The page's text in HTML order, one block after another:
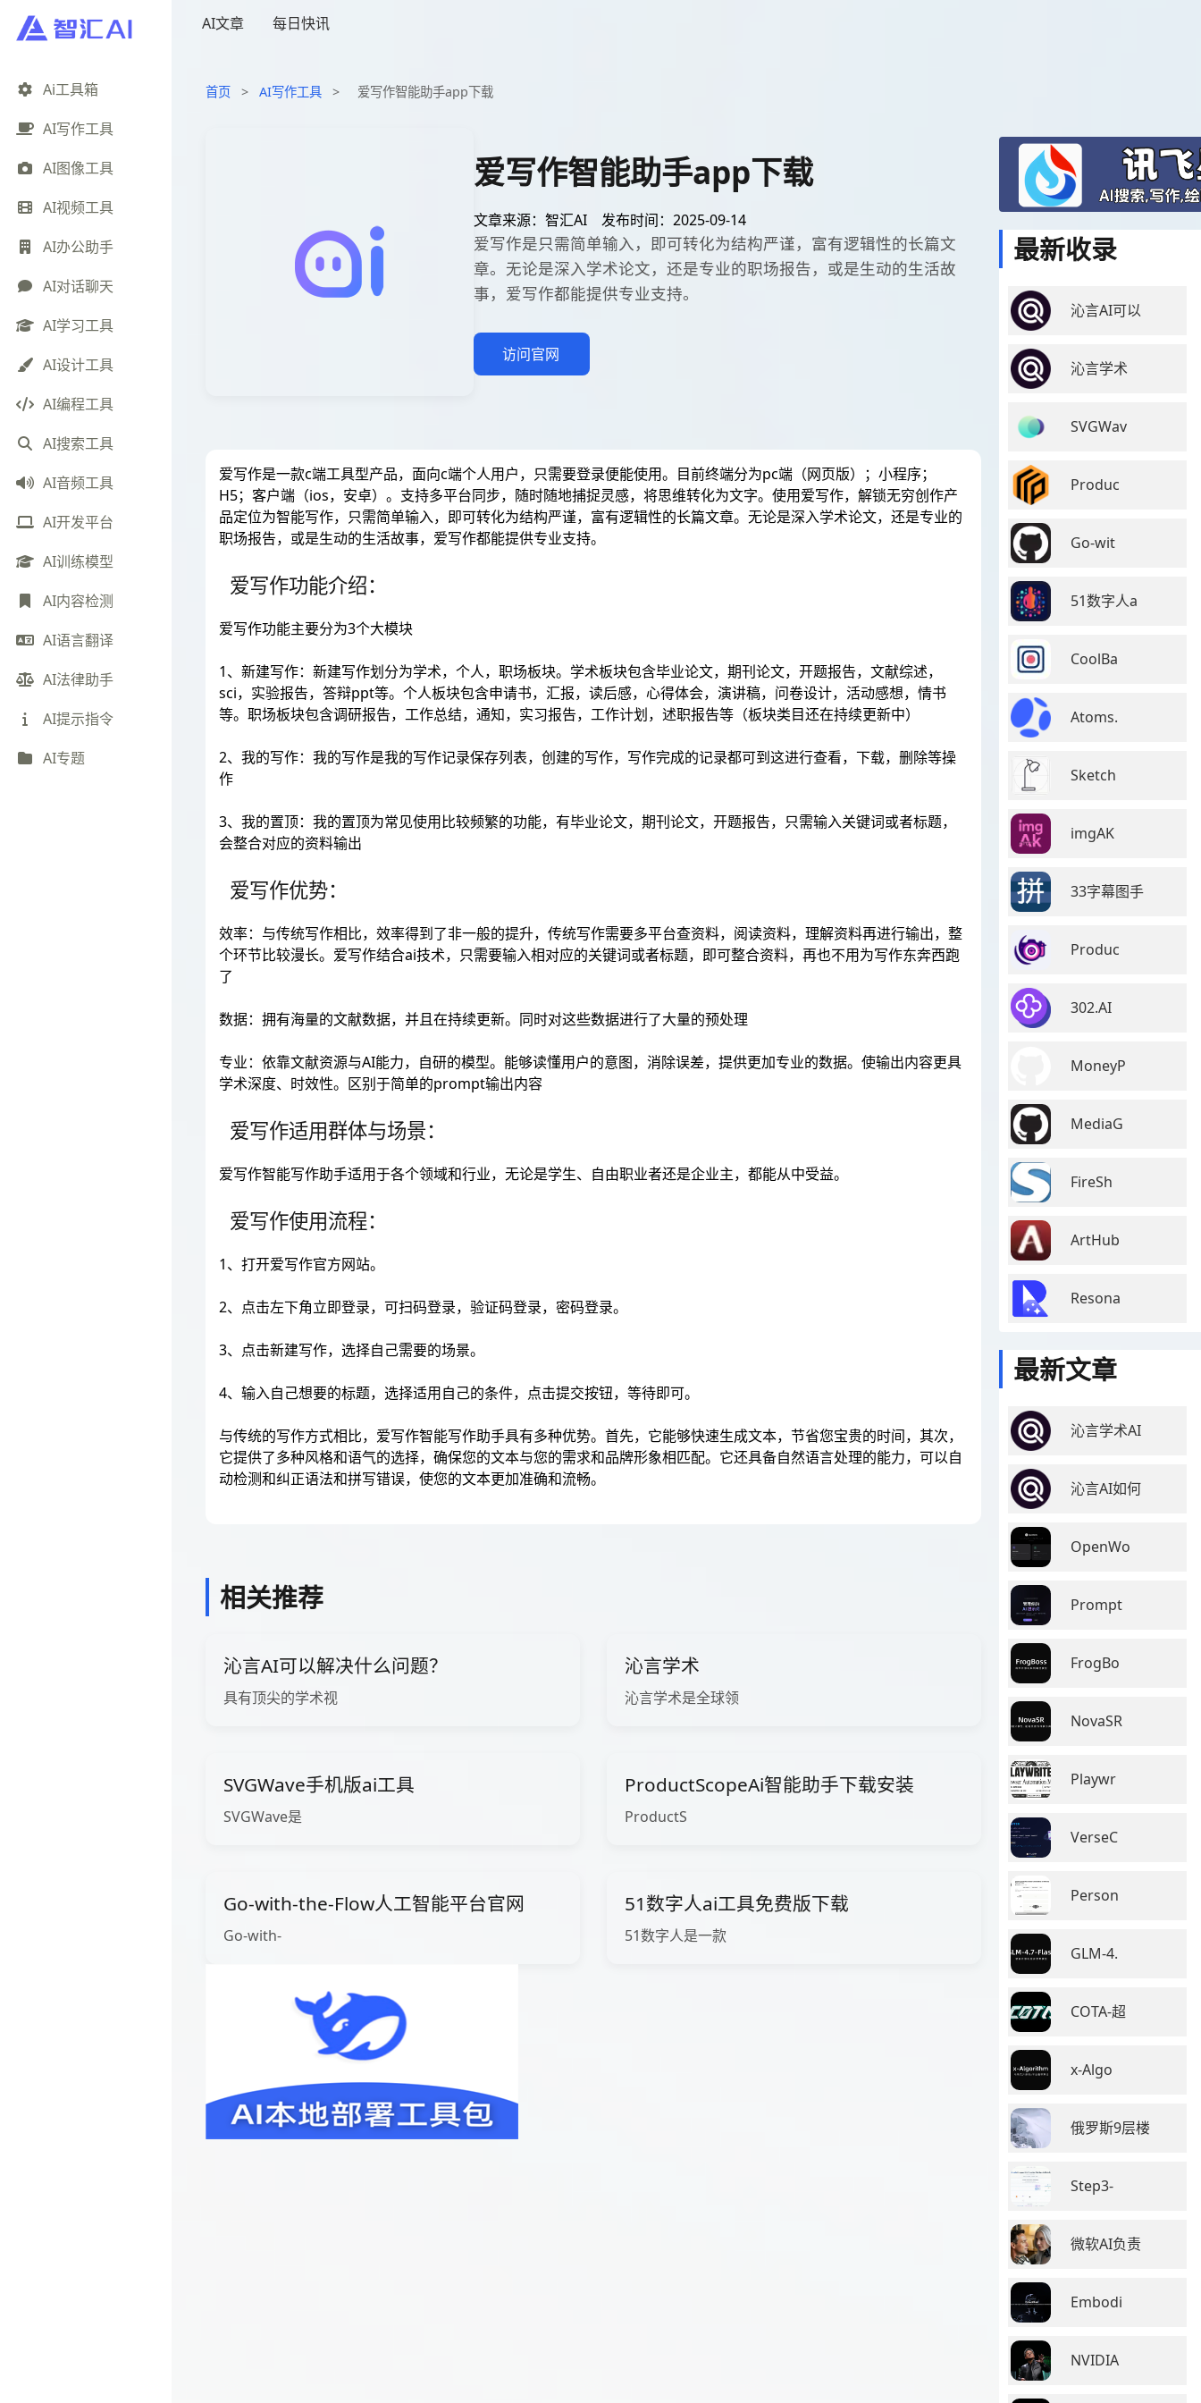
Ai工具箱
AI写作工具
AI图像工具
AI视频工具
AI办公助手
AI对话聊天
AI学习工具
AI设计工具
AI编程工具
AI搜索工具
AI音频工具
AI开发平台
AI训练模型
AI内容检测
AI语言翻译
AI法律助手
AI提示指令
AI专题
AI文章 每日快讯
首页 > AI写作工具 > 爱写作智能助手app下载
爱写作智能助手app下载
文章来源：智汇AI 发布时间：2025-09-14
爱写作是只需简单输入，即可转化为结构严谨，富有逻辑性的长篇文
章。无论是深入学术论文，还是专业的职场报告，或是生动的生活故
事，爱写作都能提供专业支持。
访问官网
爱写作是一款c端工具型产品，面向c端个人用户，只需要登录便能使用。目前终端分为pc端（网页版）；小程序；
H5；客户端（ios，安卓）。支持多平台同步，随时随地捕捉灵感，将思维转化为文字。使用爱写作，解锁无穷创作产
品定位为智能写作，只需简单输入，即可转化为结构严谨，富有逻辑性的长篇文章。无论是深入学术论文，还是专业的
职场报告，或是生动的生活故事，爱写作都能提供专业支持。
爱写作功能介绍：
爱写作功能主要分为3个大模块
1、新建写作：新建写作划分为学术，个人，职场板块。学术板块包含毕业论文，期刊论文，开题报告，文献综述，
sci，实验报告，答辩ppt等。个人板块包含申请书，汇报，读后感，心得体会，演讲稿，问卷设计，活动感想，情书
等。职场板块包含调研报告，工作总结，通知，实习报告，工作计划，述职报告等（板块类目还在持续更新中）
2、我的写作：我的写作是我的写作记录保存列表，创建的写作，写作完成的记录都可到这进行查看，下载，删除等操
作
3、我的置顶：我的置顶为常见使用比较频繁的功能，有毕业论文，期刊论文，开题报告，只需输入关键词或者标题，
会整合对应的资料输出
爱写作优势：
效率：与传统写作相比，效率得到了非一般的提升，传统写作需要多平台查资料，阅读资料，理解资料再进行输出，整
个环节比较漫长。爱写作结合ai技术，只需要输入相对应的关键词或者标题，即可整合资料，再也不用为写作东奔西跑
了
数据：拥有海量的文献数据，并且在持续更新。同时对这些数据进行了大量的预处理
专业：依靠文献资源与AI能力，自研的模型。能够读懂用户的意图，消除误差，提供更加专业的数据。使输出内容更具
学术深度、时效性。区别于简单的prompt输出内容
爱写作适用群体与场景：
爱写作智能写作助手适用于各个领域和行业，无论是学生、自由职业者还是企业主，都能从中受益。
爱写作使用流程：
1、打开爱写作官方网站。
2、点击左下角立即登录，可扫码登录，验证码登录，密码登录。
3、点击新建写作，选择自己需要的场景。
4、输入自己想要的标题，选择适用自己的条件，点击提交按钮，等待即可。
与传统的写作方式相比，爱写作智能写作助手具有多种优势。首先，它能够快速生成文本，节省您宝贵的时间，其次，
它提供了多种风格和语气的选择，确保您的文本与您的需求和品牌形象相匹配。它还具备自然语言处理的能力，可以自
动检测和纠正语法和拼写错误，使您的文本更加准确和流畅。
相关推荐
沁言AI可以解决什么问题？
具有顶尖的学术视
沁言学术
沁言学术是全球领
SVGWave手机版ai工具
SVGWave是
ProductScopeAi智能助手下载安装
ProductS
Go-with-the-Flow人工智能平台官网
Go-with-
51数字人ai工具免费版下载
51数字人是一款
最新收录
沁言AI可以
沁言学术
SVGWav
Produc
Go-wit
51数字人a
CoolBa
Atoms.
Sketch
imgAK
33字幕图手
Produc
302.AI
MoneyP
MediaG
FireSh
ArtHub
Resona
最新文章
沁言学术AI
沁言AI如何
OpenWo
Prompt
FrogBo
NovaSR
Playwr
VerseC
Person
GLM-4.
COTA-超
x-Algo
俄罗斯9层楼
Step3-
微软AI负责
Embodi
NVIDIA